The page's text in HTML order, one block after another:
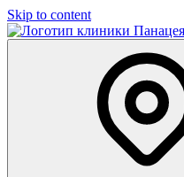
Skip to content